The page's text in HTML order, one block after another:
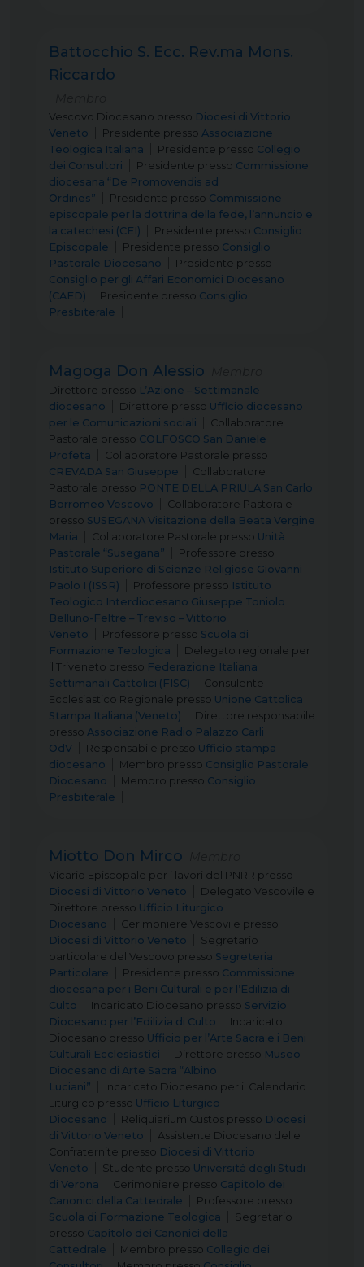
Battocchio S. Ecc. Rev.ma Mons.
Riccardo
Vescovo Diocesano presso Diocesi di Vittorio
Veneto
Presidente presso Associazione
Teologica Italiana
Presidente presso Collegio
dei Consultori
Presidente presso Commissione
diocesana “De Promovendis ad
Ordines”
Presidente presso Commissione
episcopale per la dottrina della fede, l’annuncio e
la catechesi (CEI)
Presidente presso Consiglio
Episcopale
Presidente presso Consiglio
Pastorale Diocesano
Presidente presso
Consiglio per gli Affari Economici Diocesano
(CAED)
Presidente presso Consiglio
Presbiterale
Magoga Don Alessio
Direttore presso L’Azione – Settimanale
diocesano
Direttore presso Ufficio diocesano
per le Comunicazioni sociali
Collaboratore
Pastorale presso COLFOSCO San Daniele
Profeta
Collaboratore Pastorale presso
CREVADA San Giuseppe
Collaboratore
Pastorale presso PONTE DELLA PRIULA San Carlo
Borromeo Vescovo
Collaboratore Pastorale
presso SUSEGANA Visitazione della Beata Vergine
Maria
Collaboratore Pastorale presso Unità
Pastorale “Susegana”
Professore presso
Istituto Superiore di Scienze Religiose Giovanni
Paolo I (ISSR)
Professore presso Istituto
Teologico Interdiocesano Giuseppe Toniolo
Belluno-Feltre – Treviso – Vittorio
Veneto
Professore presso Scuola di
Formazione Teologica
Delegato regionale per
il Triveneto presso Federazione Italiana
Settimanali Cattolici (FISC)
Consulente
Ecclesiastico Regionale presso Unione Cattolica
Stampa Italiana (Veneto)
Direttore responsabile
presso Associazione Radio Palazzo Carli
OdV
Responsabile presso Ufficio stampa
diocesano
Membro presso Consiglio Pastorale
Diocesano
Membro presso Consiglio
Presbiterale
Miotto Don Mirco
Vicario Episcopale per i lavori del PNRR presso
Diocesi di Vittorio Veneto
Delegato Vescovile e
Direttore presso Ufficio Liturgico
Diocesano
Cerimoniere Vescovile presso
Diocesi di Vittorio Veneto
Segretario
particolare del Vescovo presso Segreteria
Particolare
Presidente presso Commissione
diocesana per i Beni Culturali e per l’Edilizia di
Culto
Incaricato Diocesano presso Servizio
Diocesano per l’Edilizia di Culto
Incaricato
Diocesano presso Ufficio per l’Arte Sacra e i Beni
Culturali Ecclesiastici
Direttore presso Museo
Diocesano di Arte Sacra “Albino
Luciani”
Incaricato Diocesano per il Calendario
Liturgico presso Ufficio Liturgico
Diocesano
Reliquiarium Custos presso Diocesi
di Vittorio Veneto
Assistente Diocesano delle
Confraternite presso Diocesi di Vittorio
Veneto
Studente presso Università degli Studi
di Verona
Cerimoniere presso Capitolo dei
Canonici della Cattedrale
Professore presso
Scuola di Formazione Teologica
Segretario
presso Capitolo dei Canonici della
Cattedrale
Membro presso Collegio dei